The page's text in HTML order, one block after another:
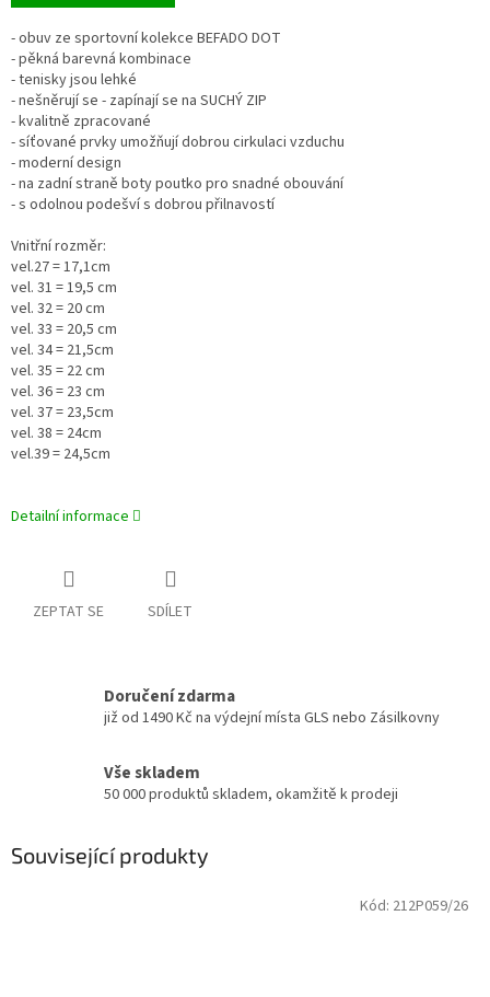
- obuv ze sportovní kolekce BEFADO DOT
- pěkná barevná kombinace
- tenisky jsou lehké
- nešněrují se - zapínají se na SUCHÝ ZIP
- kvalitně zpracované
- síťované prvky umožňují dobrou cirkulaci vzduchu
- moderní design
- na zadní straně boty poutko pro snadné obouvání
- s odolnou podešví s dobrou přilnavostí
Vnitřní rozměr:
vel.27 = 17,1cm
vel. 31 = 19,5 cm
vel. 32 = 20 cm
vel. 33 = 20,5 cm
vel. 34 = 21,5cm
vel. 35 = 22 cm
vel. 36 = 23 cm
vel. 37 = 23,5cm
vel. 38 = 24cm
vel.39 = 24,5cm
Detailní informace
ZEPTAT SE SDÍLET
Doručení zdarma
již od 1490 Kč na výdejní místa GLS nebo Zásilkovny
Vše skladem
50 000 produktů skladem, okamžitě k prodeji
Související produkty
Kód: 212P059/26